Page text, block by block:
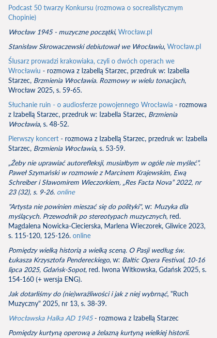
Podcast 50 twarzy Konkursu (rozmowa o socrealistycznym
Chopinie)
Wrocław 1945 - muzyczne początki, Wrocław.pl
Stanisław Skrowaczewski debiutował we Wrocławiu, Wrocław.pl
Ślusarz prowadzi krakowiaka, czyli o dwóch operach we
Wrocławiu - rozmowa z Izabellą Starzec, przedruk w: Izabella
Starzec, Brzmienia Wrocławia. Rozmowy w wielu tonacjach,
Wrocław 2025, s. 59-65.
Słuchanie ruin - o audiosferze powojennego Wrocławia - rozmowa
z Izabellą Starzec, przedruk w: Izabella Starzec, Brzmienia
Wrocławia, s. 48-52.
Pierwszy koncert - rozmowa z Izabellą Starzec, przedruk w: Izabella
Starzec, Brzmienia Wrocławia, s. 53-59.
„Żeby nie uprawiać autorefleksji, musiałbym w ogóle nie myśleć”.
Paweł Szymański w rozmowie z Marcinem Krajewskim, Ewą
Schreiber i Sławomirem Wieczorkiem, „Res Facta Nova” 2022, nr
23 (32), s. 9-26. online
"Artysta nie powinien mieszać się do polityki", w: Muzyka dla
myślących. Przewodnik po stereotypach muzycznych, red.
Magdalena Nowicka-Ciecierska, Marlena Wieczorek, Gliwice 2023,
s. 115-120, 125-126. online
Pomiędzy wielką historią a wielką sceną. O Pasji według św.
Łukasza Krzysztofa Pendereckiego, w: Baltic Opera Festival, 10-16
lipca 2025, Gdańsk-Sopot, red. Iwona Witkowska, Gdańsk 2025, s.
154-160 (+ wersja ENG).
Jak dotarliśmy do (nie)wrażliwości i jak z niej wybrnąć, "Ruch
Muzyczny" 2025, nr 13, s. 38-39.
Wrocławska Halka AD 1945 - rozmowa z Izabellą Starzec
Pomiędzy kurtyną operową a żelazną kurtyną wielkiej historii.